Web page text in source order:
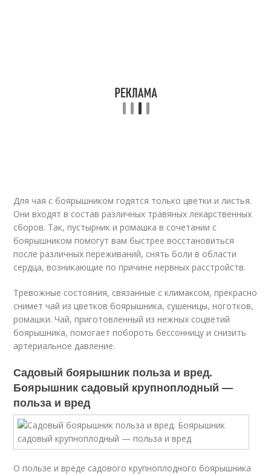
Для чая с боярышником годятся только цветки и листья.
Они входят в состав различных травяных лекарственных
сборов. Так, пустырник и ромашка в сочетании с
боярышником помогут вам быстрее восстановиться
после различных переживаний, снять боли в области
сердца, возникающие по причине нервных расстройств.
Тревожные состояния, связанные с климаксом, прекрасно
снимет чай из цветков боярышника, сушеницы, ноготков,
ромашки. Чай, приготовленный из нежных соцветий
боярышника, помогает побороть бессонницу и снизить
артериальное давление.
Садовый боярышник польза и вред.
Боярышник садовый крупноплодный —
польза и вред
О пользе и вреде садового крупноплодного боярышника